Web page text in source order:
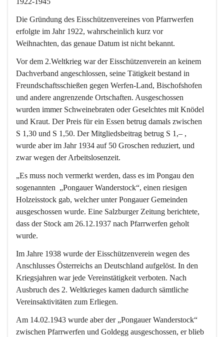
Die Gründung des Eisschützenvereines von Pfarrwerfen
erfolgte im Jahr 1922, wahrscheinlich kurz vor
Weihnachten, das genaue Datum ist nicht bekannt.
Vor dem 2.Weltkrieg war der Eisschützenverein an keinem
Dachverband angeschlossen, seine Tätigkeit bestand in
Freundschaftsschießen gegen Werfen-Land, Bischofshofen
und andere angrenzende Ortschaften. Ausgeschossen
wurden immer Schweinebraten oder Geselchtes mit Knödel
und Kraut. Der Preis für ein Essen betrug damals zwischen
S 1,30 und S 1,50. Der Mitgliedsbeitrag betrug S 1,– ,
wurde aber im Jahr 1934 auf 50 Groschen reduziert, und
zwar wegen der Arbeitslosenzeit.
„Es muss noch vermerkt werden, dass es im Pongau den
sogenannten  „Pongauer Wanderstock“, einen riesigen
Holzeisstock gab, welcher unter Pongauer Gemeinden
ausgeschossen wurde. Eine Salzburger Zeitung berichtete,
dass der Stock am 26.12.1937 nach Pfarrwerfen geholt
wurde.
Im Jahre 1938 wurde der Eisschützenverein wegen des
Anschlusses Österreichs an Deutschland aufgelöst. In den
Kriegsjahren war jede Vereinstätigkeit verboten. Nach
Ausbruch des 2. Weltkrieges kamen dadurch sämtliche
Vereinsaktivitäten zum Erliegen.
Am 14.02.1943 wurde aber der „Pongauer Wanderstock“
zwischen Pfarrwerfen und Goldegg ausgeschossen, er blieb